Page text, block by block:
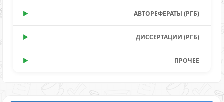
АВТОРЕФЕРАТЫ (РГБ)
ДИССЕРТАЦИИ (РГБ)
ПРОЧЕЕ